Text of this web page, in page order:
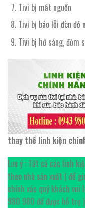
Tivi bị mất nguồn
Tivi bị báo lỗi đèn đỏ
Tivi bị hở sáng, đốm
thay thế linh kiện
Lưu ý : Tất cả các linh
theo nhà sản xuất ( để
chính xác quý khách
980 980 để được hỗ trợ )